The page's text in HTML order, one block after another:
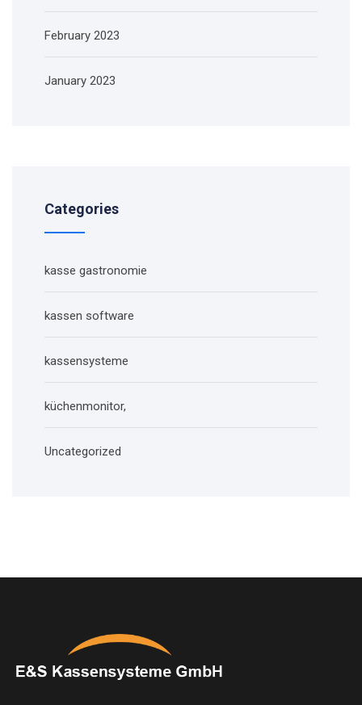
February 2023
January 2023
Categories
kasse gastronomie
kassen software
kassensysteme
küchenmonitor,
Uncategorized